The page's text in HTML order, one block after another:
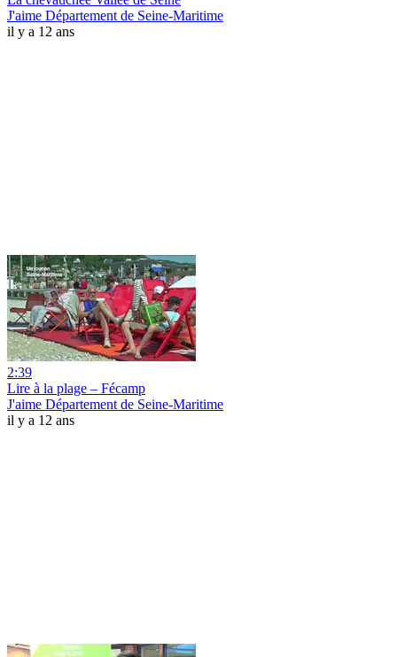
J'aime Département de Seine-Maritime
il y a 12 ans
2:39
Lire à la plage – Fécamp
J'aime Département de Seine-Maritime
il y a 12 ans